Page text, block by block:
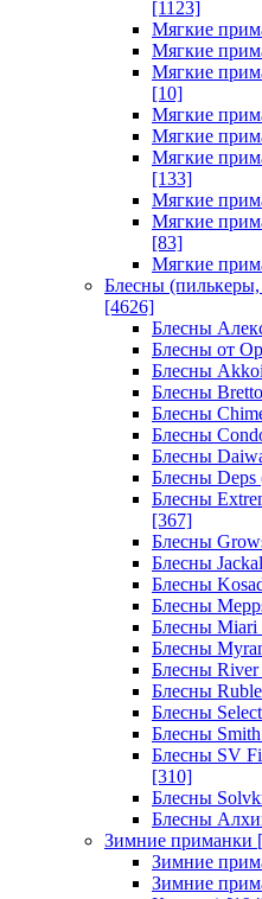
[1123]
Мягкие
Мягкие
Мягкие
[10]
Мягкие
Мягкие
Мягкие
[133]
Мягкие
Мягкие
[83]
Мягкие
Блесны
[4626]
Блесны
Блесны от
Блесны
Блесны
Блесны
Блесны
Блесны
Блесны Deps
Блесны
[367]
Блесны
Блесны
Блесны
Блесны
Блесны
Блесны
Блесны
Блесны
Блесны
Блесны
Блесны SV
[310]
Блесны
Блесны
Зимние приманки
Зимние
Зимние